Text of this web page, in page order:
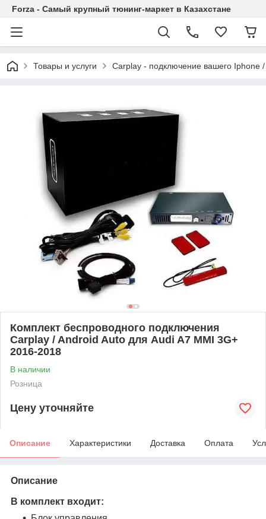
Forza - Самый крупный тюнинг-маркет в Казахстане
Товары и услуги Carplay - подключение вашего Iphone
Комплект беспроводного подключения
Carplay / Android Auto для Audi A7 MMI 3G+
2016-2018
В наличии
Розница
Цену уточняйте
Описание Характеристики Доставка Оплата
Описание
В комплект входит: